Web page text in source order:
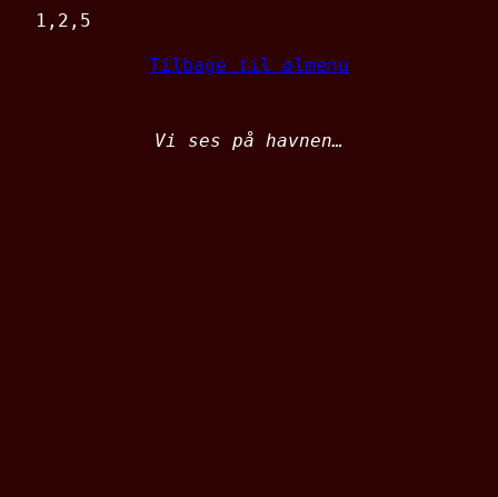
1,2,5
Tilbage til ølmenu
Vi ses på havnen…